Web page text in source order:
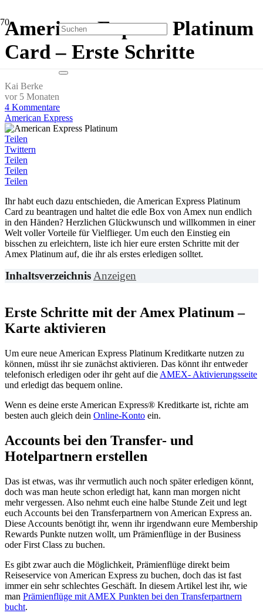
American Express Platinum
Card – Erste Schritte
Kai Berke
vor 5 Monaten
4 Kommentare
American Express
Teilen
Twittern
Teilen
Teilen
Teilen
Ihr habt euch dazu entschieden, die American Express Platinum
Card zu beantragen und haltet die edle Box von Amex nun endlich
in den Händen? Herzlichen Glückwunsch und willkommen in einer
Welt voller Vorteile für Vielflieger. Um euch den Einstieg ein
bisschen zu erleichtern, liste ich hier eure ersten Schritte mit der
Amex Platinum auf, die ihr als erstes erledigen solltet.
InhaltsverzeichnisAnzeigen
Erste Schritte mit der Amex Platinum –
Karte aktivieren
Um eure neue American Express Platinum Kreditkarte nutzen zu
können, müsst ihr sie zunächst aktivieren. Das könnt ihr entweder
telefonisch erledigen oder ihr geht auf die AMEX- Aktivierungsseite
und erledigt das bequem online.
Wenn es deine erste American Express® Kreditkarte ist, richte am
besten auch gleich dein Online-Konto ein.
Accounts bei den Transfer- und
Hotelpartnern erstellen
Das ist etwas, was ihr vermutlich auch noch später erledigen könnt,
doch was man heute schon erledigt hat, kann man morgen nicht
mehr vergessen. Also nehmt euch eine halbe Stunde Zeit und legt
euch Accounts bei den Transferpartnern von American Express an.
Diese Accounts benötigt ihr, wenn ihr irgendwann eure Membership
Rewards Punkte nutzen wollt, um Prämienflüge in der Business
oder First Class zu buchen.
Es gibt zwar auch die Möglichkeit, Prämienflüge direkt beim
Reiseservice von American Express zu buchen, doch das ist fast
immer ein sehr schlechtes Geschäft. In diesem Artikel lest ihr, wie
man Prämienflüge mit AMEX Punkten bei den Transferpartnern
bucht.